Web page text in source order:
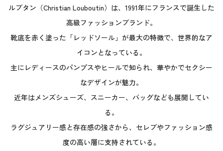
ルブタン（Christian Louboutin）は、1991年にフランスで誕生した
高級ファッションブランド。
靴底を赤く塗った「レッドソール」が最大の特徴で、世界的なア
イコンとなっている。
主にレディースのパンプスやヒールで知られ、華やかでセクシー
なデザインが魅力。
近年はメンズシューズ、スニーカー、バッグなども展開してい
る。
ラグジュアリー感と存在感の強さから、セレブやファッション感
度の高い層に支持されている。